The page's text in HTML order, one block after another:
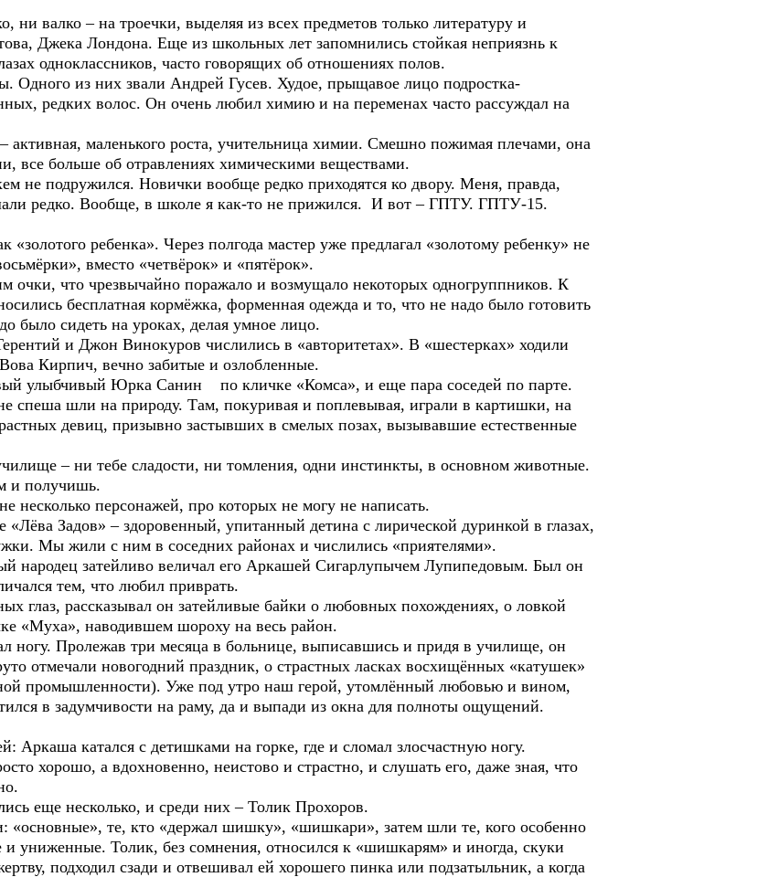
валко – на троечки, выделяя из всех предметов только литературу и
Джека Лондона. Еще из школьных лет запомнились стойкая неприязнь к
одноклассников, часто говорящих об отношениях полов.
Одного из них звали Андрей Гусев. Худое, прыщавое лицо подростка-
редких волос. Он очень любил химию и на переменах часто рассуждал на
активная, маленького роста, учительница химии. Смешно пожимая плечами, она
все больше об отравлениях химическими веществами.
не подружился. Новички вообще редко приходятся ко двору. Меня, правда,
редко. Вообще, в школе я как-то не прижился. И вот – ГПТУ. ГПТУ-15.
ребенка». Через полгода мастер уже предлагал «золотому ребенку» не
вместо «четвёрок» и «пятёрок».
что чрезвычайно поражало и возмущало некоторых одногруппников. К
бесплатная кормёжка, форменная одежда и то, что не надо было готовить
было сидеть на уроках, делая умное лицо.
и Джон Винокуров числились в «авторитетах». В «шестерках» ходили
Кирпич, вечно забитые и озлобленные.
улыбчивый Юрка Санин по кличке «Комса», и еще пара соседей по парте.
спеша шли на природу. Там, покуривая и поплевывая, играли в картишки, на
девиц, призывно застывших в смелых позах, вызывавшие естественные
– ни тебе сладости, ни томления, одни инстинкты, в основном животные.
и получишь.
несколько персонажей, про которых не могу не написать.
Задов» – здоровенный, упитанный детина с лирической дуринкой в глазах,
Мы жили с ним в соседних районах и числились «приятелями».
затейливо величал его Аркашей Сигарлупычем Лупипедовым. Был он
тем, что любил приврать.
рассказывал он затейливые байки о любовных похождениях, о ловкой
«Муха», наводившем шороху на весь район.
Пролежав три месяца в больнице, выписавшись и придя в училище, он
отмечали новогодний праздник, о страстных ласках восхищённых «катушек»
промышленности). Уже под утро наш герой, утомлённый любовью и вином,
в задумчивости на раму, да и выпади из окна для полноты ощущений.
Аркаша катался с детишками на горке, где и сломал злосчастную ногу.
хорошо, а вдохновенно, неистово и страстно, и слушать его, даже зная, что
еще несколько, и среди них – Толик Прохоров.
«основные», те, кто «держал шишку», «шишкари», затем шли те, кого особенно
и униженные. Толик, без сомнения, относился к «шишкарям» и иногда, скуки
подходил сзади и отвешивал ей хорошего пинка или подзатыльник, а когда